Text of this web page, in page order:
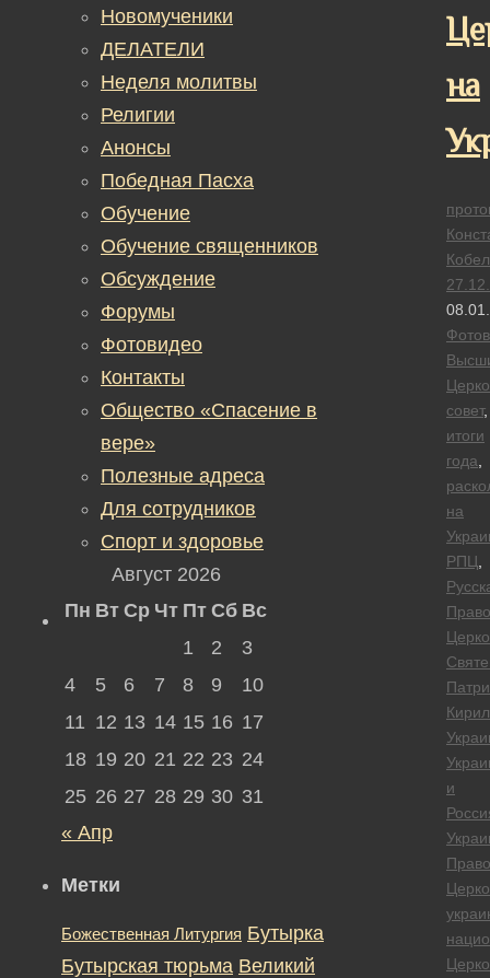
на
совет,
итоги
года
на
РПЦ
и
Новомученики
ДЕЛАТЕЛИ
Неделя молитвы
Религии
Анонсы
Победная Пасха
Обучение
Обучение священников
Обсуждение
Форумы
Фотовидео
Контакты
Общество «Спасение в
вере»
Полезные адреса
Для сотрудников
Спорт и здоровье
Август 2026
Пн Вт Ср Чт Пт Сб Вс
1
2
3
4
5 6 7 8 9
10
11 12 13 14 15 16 17
18 19 20 21 22 23 24
25 26 27 28 29 30 31
« Апр
Метки
Божественная Литургия Бутырка
Бутырская тюрьма Великий